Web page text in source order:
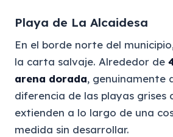
Playa de La Alcaidesa
En el borde norte del
la carta salvaje. Alrededor de
arena dorada, genuinamente
diferencia de las playas grises
extienden a lo largo de una
medida sin desarrollar.